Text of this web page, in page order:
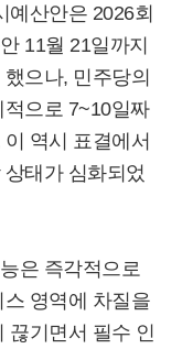
예산안은 2026회
11월 21일까지
으나, 민주당의
으로 7~10일짜
역시 표결에서
태가 심화되었
은 즉각적으로
영역에 차질을
끊기면서 필수 인